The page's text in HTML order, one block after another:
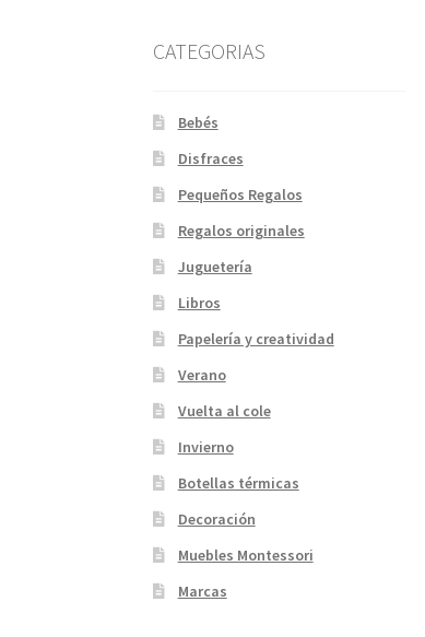
CATEGORIAS
Bebés
Disfraces
Pequeños Regalos
Regalos originales
Juguetería
Libros
Papelería y creatividad
Verano
Vuelta al cole
Invierno
Botellas térmicas
Decoración
Muebles Montessori
Marcas